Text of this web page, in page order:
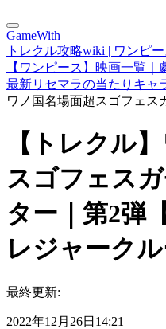
GameWith
トレクル攻略wiki | ワンピ
【ワンピース】映画一覧
最新リセマラの当たりキャ
ワノ国名場面超スゴフェス
【トレクル
スゴフェス
ター｜第2弾
レジャークル
最終更新:
2022年12月26日14:21